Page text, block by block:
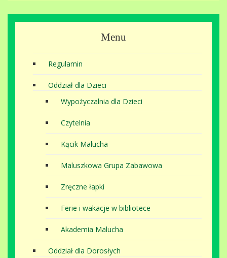
Menu
Regulamin
Oddział dla Dzieci
Wypożyczalnia dla Dzieci
Czytelnia
Kącik Malucha
Maluszkowa Grupa Zabawowa
Zręczne łapki
Ferie i wakacje w bibliotece
Akademia Malucha
Oddział dla Dorosłych